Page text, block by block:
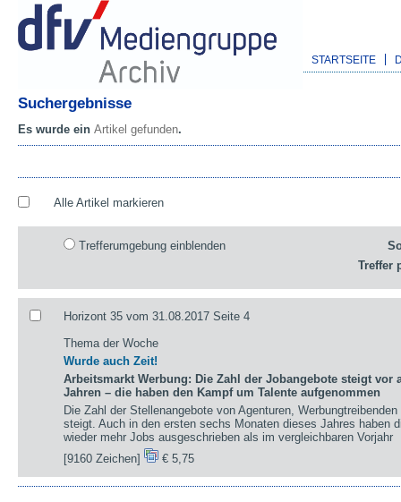
STARTSEITE
Suchergebnisse
Es wurde ein Artikel gefunden.
Alle Artikel markieren
Trefferumgebung einblenden
Treffer
Horizont 35 vom 31.08.2017 Seite 4
Thema der Woche
Wurde auch Zeit!
Arbeitsmarkt Werbung: Die Zahl der Jobangebote steigt vor
Jahren – die haben den Kampf um Talente aufgenommen
Die Zahl der Stellenangebote von Agenturen,
steigt. Auch in den ersten sechs Monaten dieses Jahres haben
wieder mehr Jobs ausgeschrieben als im vergleichbaren Vorjahr
[9160 Zeichen]
€ 5,75